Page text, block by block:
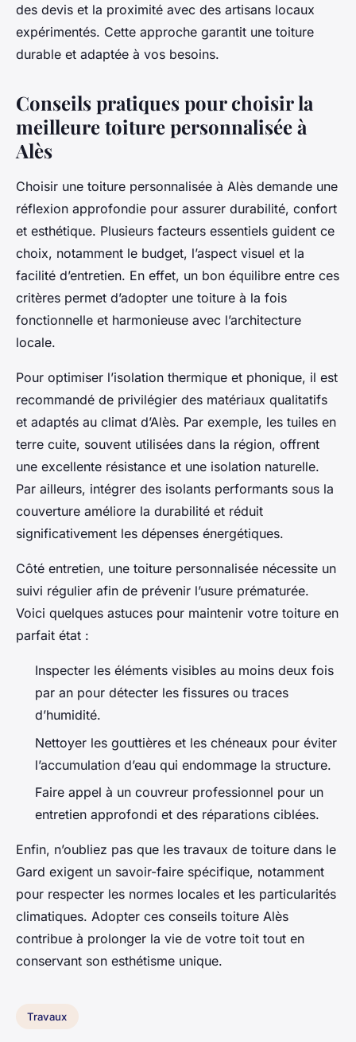
des devis et la proximité avec des artisans locaux
expérimentés. Cette approche garantit une toiture
durable et adaptée à vos besoins.
Conseils pratiques pour choisir la
meilleure toiture personnalisée à
Alès
Choisir une toiture personnalisée à Alès demande une
réflexion approfondie pour assurer durabilité, confort
et esthétique. Plusieurs facteurs essentiels guident ce
choix, notamment le budget, l’aspect visuel et la
facilité d’entretien. En effet, un bon équilibre entre ces
critères permet d’adopter une toiture à la fois
fonctionnelle et harmonieuse avec l’architecture
locale.
Pour optimiser l’isolation thermique et phonique, il est
recommandé de privilégier des matériaux qualitatifs
et adaptés au climat d’Alès. Par exemple, les tuiles en
terre cuite, souvent utilisées dans la région, offrent
une excellente résistance et une isolation naturelle.
Par ailleurs, intégrer des isolants performants sous la
couverture améliore la durabilité et réduit
significativement les dépenses énergétiques.
Côté entretien, une toiture personnalisée nécessite un
suivi régulier afin de prévenir l’usure prématurée.
Voici quelques astuces pour maintenir votre toiture en
parfait état :
Inspecter les éléments visibles au moins deux fois
par an pour détecter les fissures ou traces
d’humidité.
Nettoyer les gouttières et les chéneaux pour éviter
l’accumulation d’eau qui endommage la structure.
Faire appel à un couvreur professionnel pour un
entretien approfondi et des réparations ciblées.
Enfin, n’oubliez pas que les travaux de toiture dans le
Gard exigent un savoir-faire spécifique, notamment
pour respecter les normes locales et les particularités
climatiques. Adopter ces conseils toiture Alès
contribue à prolonger la vie de votre toit tout en
conservant son esthétisme unique.
Travaux